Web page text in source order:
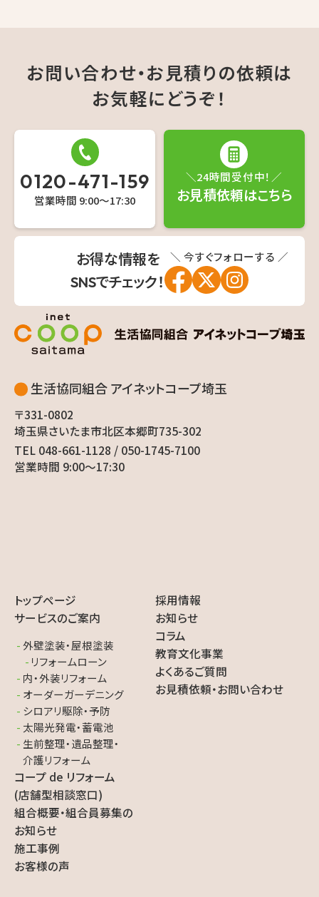
お問い合わせ・お見積りの依頼は
お気軽にどうぞ！
＼ 今すぐフォローする ／
お得な情報を
SNSでチェック！
0120-471-159
営業時間 9:00〜17:30
＼24時間受付中！／
お見積依頼はこちら
生活協同組合 アイネットコープ埼玉
〒331-0802
埼玉県さいたま市北区本郷町735-302
TEL 048-661-1128 / 050-1745-7100
営業時間 9:00〜17:30
トップページ
サービスのご案内
外壁塗装・屋根塗装
リフォームローン
内・外装リフォーム
オーダーガーデニング
シロアリ駆除・予防
太陽光発電・蓄電池
生前整理・遺品整理・
介護リフォーム
コープ de リフォーム
(店舗型相談窓口)
組合概要・組合員募集の
お知らせ
施工事例
お客様の声
採用情報
お知らせ
コラム
教育文化事業
よくあるご質問
お見積依頼・お問い合わせ